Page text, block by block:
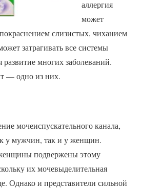
аллергия
может
слизистых, чиханием
затрагивать все системы
многих заболеваний.
— одно из них.
мочеиспускательного канала,
у мужчин, так и у женщин.
подвержены этому
их мочевыделительная
Однако и представители сильной